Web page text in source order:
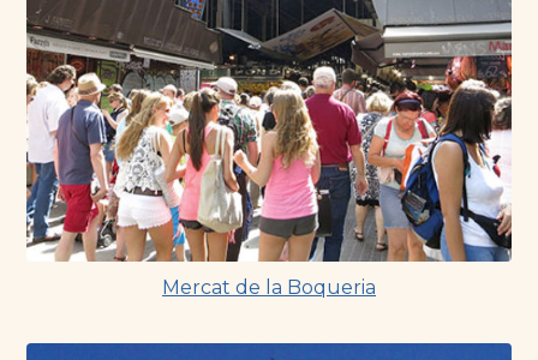
Mercat de la Boqueria